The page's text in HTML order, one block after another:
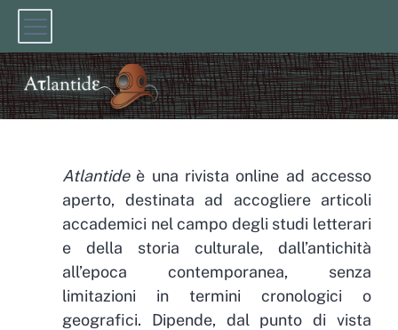
PRÉSENTATION
Atlantide è una rivista online ad accesso
aperto, destinata ad accogliere articoli
accademici nel campo degli studi letterari
e della storia culturale, dall’antichità
all’epoca contemporanea, senza
limitazioni in termini cronologici o
geografici. Dipende, dal punto di vista